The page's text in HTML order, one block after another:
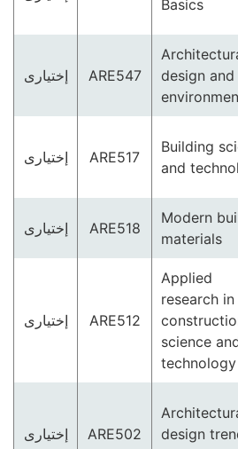
Basics
design and
ARE547 إختيارى
Building
and
ARE517 إختيارى
Modern
materials
ARE518 إختيارى
Applied
research in
science
technology
ARE512 إختيارى
design
ARE502 إختيارى